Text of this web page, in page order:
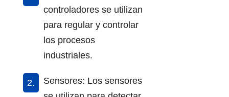
controladores se utilizan
para regular y controlar
los procesos
industriales.
Sensores: Los sensores